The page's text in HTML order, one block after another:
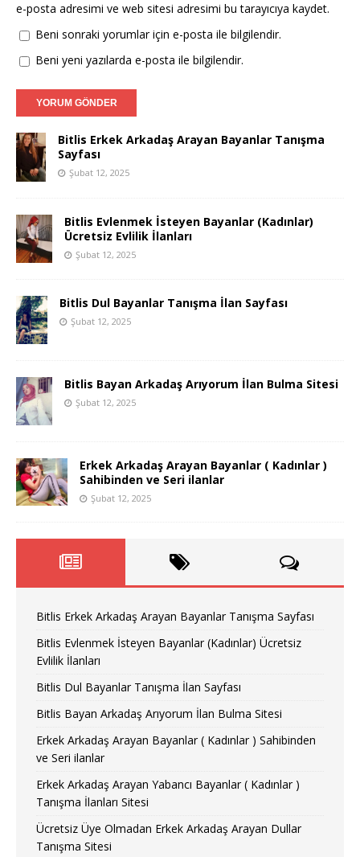
e-posta adresimi ve web sitesi adresimi bu tarayıcıya kaydet.
Beni sonraki yorumlar için e-posta ile bilgilendir.
Beni yeni yazılarda e-posta ile bilgilendir.
Bitlis Erkek Arkadaş Arayan Bayanlar Tanışma
Sayfası
Şubat 12, 2025
Bitlis Evlenmek İsteyen Bayanlar (Kadınlar)
Ücretsiz Evlilik İlanları
Şubat 12, 2025
Bitlis Dul Bayanlar Tanışma İlan Sayfası
Şubat 12, 2025
Bitlis Bayan Arkadaş Arıyorum İlan Bulma Sitesi
Şubat 12, 2025
Erkek Arkadaş Arayan Bayanlar ( Kadınlar )
Sahibinden ve Seri ilanlar
Şubat 12, 2025
Bitlis Erkek Arkadaş Arayan Bayanlar Tanışma Sayfası
Bitlis Evlenmek İsteyen Bayanlar (Kadınlar) Ücretsiz
Evlilik İlanları
Bitlis Dul Bayanlar Tanışma İlan Sayfası
Bitlis Bayan Arkadaş Arıyorum İlan Bulma Sitesi
Erkek Arkadaş Arayan Bayanlar ( Kadınlar ) Sahibinden
ve Seri ilanlar
Erkek Arkadaş Arayan Yabancı Bayanlar ( Kadınlar )
Tanışma İlanları Sitesi
Ücretsiz Üye Olmadan Erkek Arkadaş Arayan Dullar
Tanışma Sitesi